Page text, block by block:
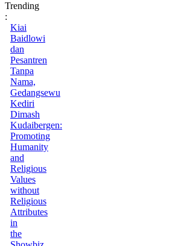
Trending
:
Kiai
Baidlowi
dan
Pesantren
Tanpa
Nama,
Gedangsewu
Kediri
Dimash
Kudaibergen:
Promoting
Humanity
and
Religious
Values
without
Religious
Attributes
in
the